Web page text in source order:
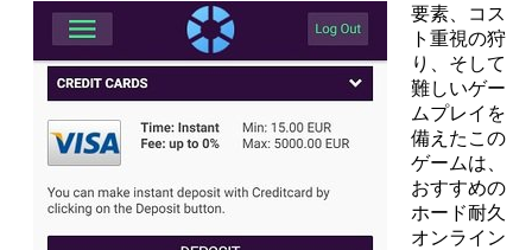
要素、コス
ト重視の狩
り、そして
難しいゲー
ムプレイを
備えたこの
ゲームは、
おすすめの
ホード耐久
オンライン